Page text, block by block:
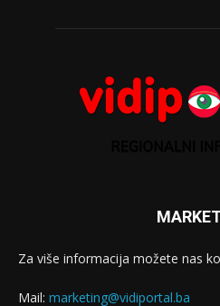
Za više informacija možete nas
Mail: marketing@vidiportal.ba